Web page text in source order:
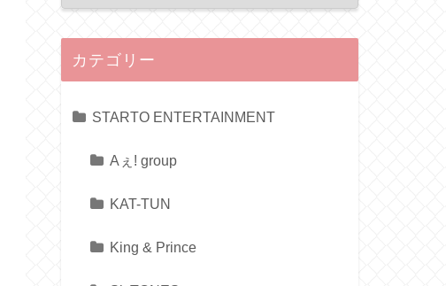
カテゴリー
STARTO ENTERTAINMENT
Aぇ! group
KAT-TUN
King & Prince